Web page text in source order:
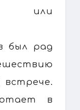
или
был рад
в